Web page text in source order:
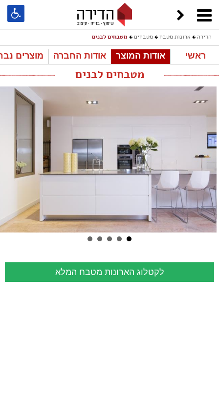
הדירה ארונות מטבח מטבחים מטבחים לבנים
ראשי אודות המוצר אודות החברה מוצרים
מטבחים לבנים
לקטלוג הארונות מטבח המלא